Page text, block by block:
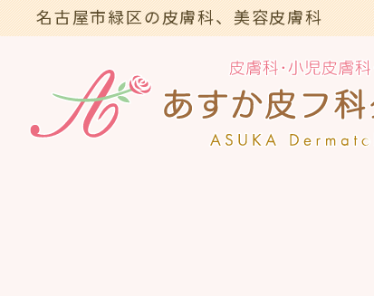
名古屋市緑区の皮膚科、美容皮膚科